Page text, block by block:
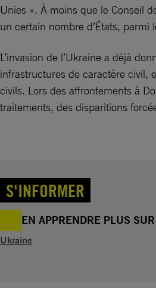
Unies ». À moins que le Conseil
un certain nombre d’États,
L’invasion de l’Ukraine a déjà
infrastructures de caractère civil,
civils. Lors des affrontements à
traitements, des disparitions
S'INFORMER
EN APPRENDRE PLUS
Ukraine